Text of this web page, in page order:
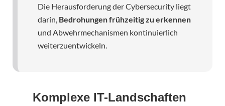
Die Herausforderung der Cybersecurity liegt
darin, Bedrohungen frühzeitig zu erkennen
und Abwehrmechanismen kontinuierlich
weiterzuentwickeln.
Komplexe IT-Landschaften